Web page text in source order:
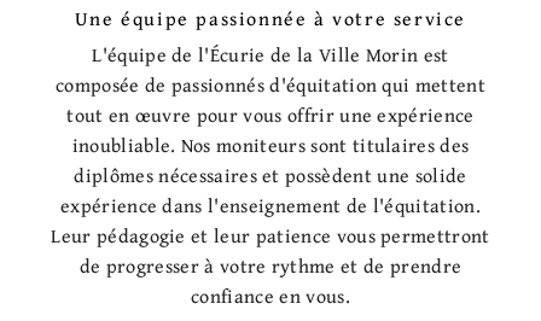
Une équipe passionnée à votre service
L'équipe de l'Écurie de la Ville Morin est
composée de passionnés d'équitation qui mettent
tout en œuvre pour vous offrir une expérience
inoubliable. Nos moniteurs sont titulaires des
diplômes nécessaires et possèdent une solide
expérience dans l'enseignement de l'équitation.
Leur pédagogie et leur patience vous permettront
de progresser à votre rythme et de prendre
confiance en vous.